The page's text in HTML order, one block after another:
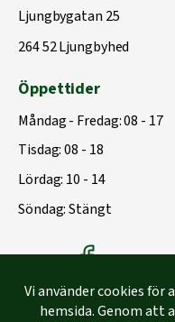
Ljungbygatan 25
264 52 Ljungbyhed
Öppettider
Måndag - Fredag: 08 - 17
Tisdag: 08 - 18
Lördag: 10 - 14
Söndag: Stängt
Träbolagets Facebook